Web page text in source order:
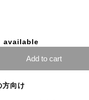
available
Add to cart
方向け